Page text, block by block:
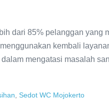
dari 85% pelanggan yang
kembali
mengatasi masalah
Sedot WC Mojokerto